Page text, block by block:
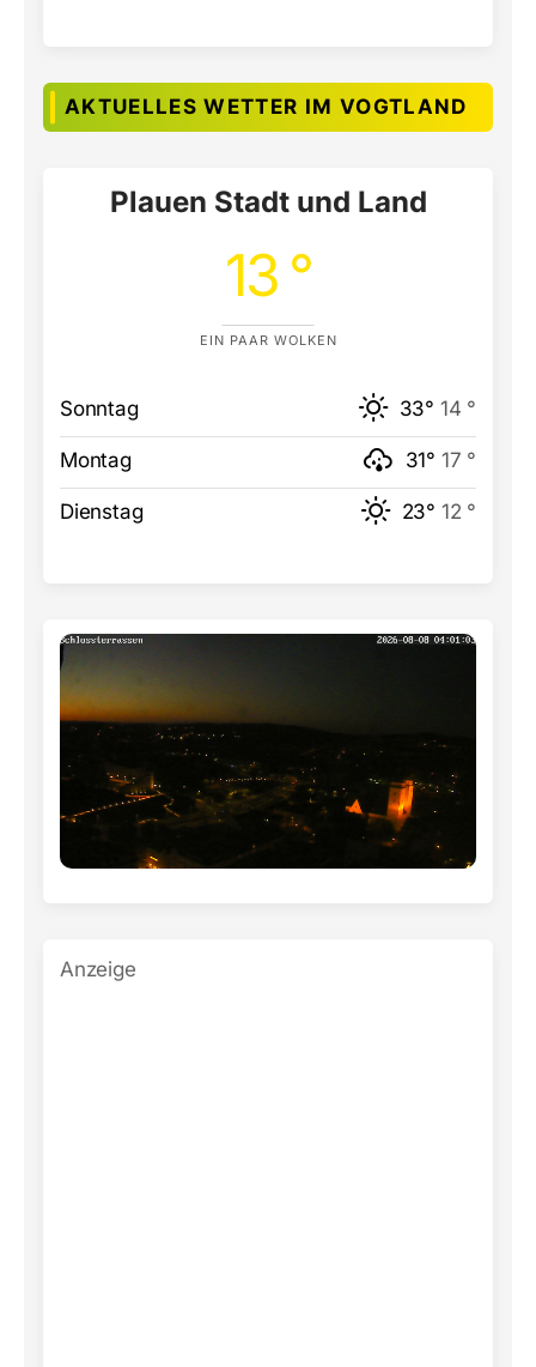
AKTUELLES WETTER IM VOGTLAND
Plauen Stadt und Land
13 °
EIN PAAR WOLKEN
Sonntag 33° 14 °
Montag 31° 17 °
Dienstag 23° 12 °
Anzeige